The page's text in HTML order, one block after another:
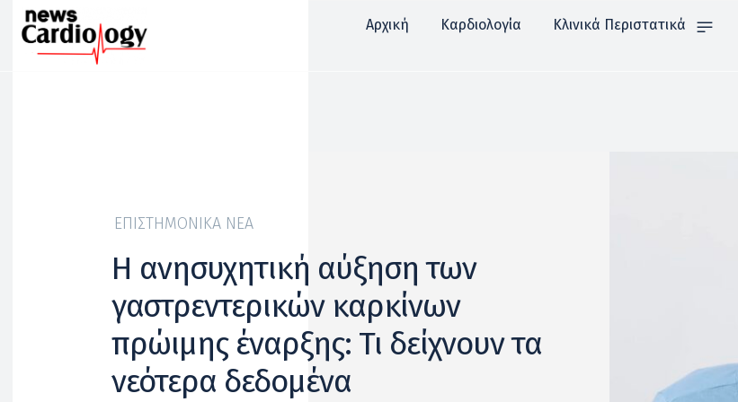
Αρχική Καρδιολογία Κλινικά Περιστατικά
ΕΠΙΣΤΗΜΟΝΙΚΆ ΝΈΑ
Η ανησυχητική αύξηση των
γαστρεντερικών καρκίνων
πρώιμης έναρξης: Τι δείχνουν τα
νεότερα δεδομένα